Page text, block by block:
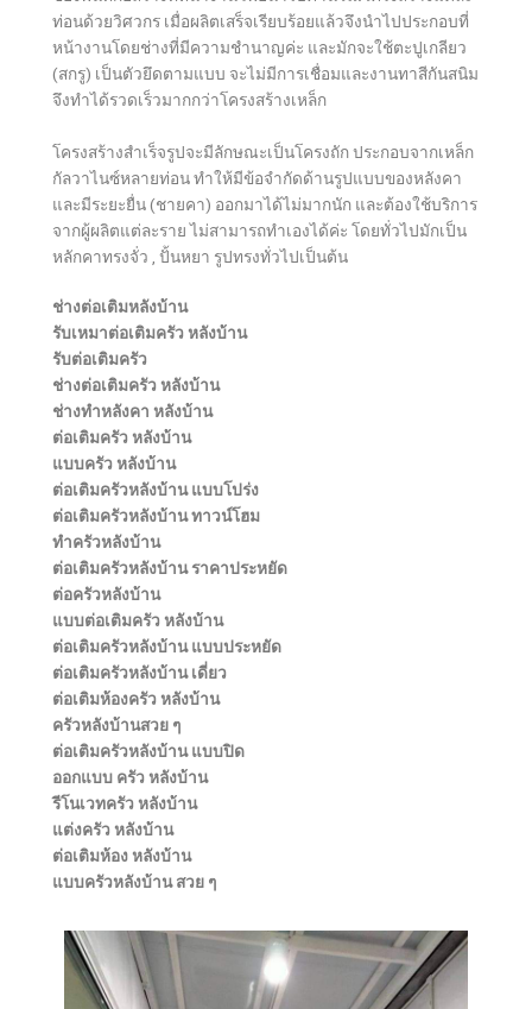
ท่อนด้วยวิศวกร เมื่อผลิตเสร็จเรียบร้อยแล้วจึงนำไปประกอบที่
หน้างานโดยช่างที่มีความชำนาญค่ะ และมักจะใช้ตะปูเกลียว
(สกรู) เป็นตัวยึดตามแบบ จะไม่มีการเชื่อมและงานทาสีกันสนิม
จึงทำได้รวดเร็วมากกว่าโครงสร้างเหล็ก
โครงสร้างสำเร็จรูปจะมีลักษณะเป็นโครงถัก ประกอบจากเหล็ก
กัลวาไนซ์หลายท่อน ทำให้มีข้อจำกัดด้านรูปแบบของหลังคา
และมีระยะยื่น (ชายคา) ออกมาได้ไม่มากนัก และต้องใช้บริการ
จากผู้ผลิตแต่ละราย ไม่สามารถทำเองได้ค่ะ โดยทั่วไปมักเป็น
หลักคาทรงจั่ว , ปั้นหยา รูปทรงทั่วไปเป็นต้น
ช่างต่อเติมหลังบ้าน
รับเหมาต่อเติมครัว หลังบ้าน
รับต่อเติมครัว
ช่างต่อเติมครัว หลังบ้าน
ช่างทําหลังคา หลังบ้าน
ต่อเติมครัว หลังบ้าน
แบบครัว หลังบ้าน
ต่อเติมครัวหลังบ้าน แบบโปร่ง
ต่อเติมครัวหลังบ้าน ทาวน์โฮม
ทําครัวหลังบ้าน
ต่อเติมครัวหลังบ้าน ราคาประหยัด
ต่อครัวหลังบ้าน
แบบต่อเติมครัว หลังบ้าน
ต่อเติมครัวหลังบ้าน แบบประหยัด
ต่อเติมครัวหลังบ้าน เดี่ยว
ต่อเติมห้องครัว หลังบ้าน
ครัวหลังบ้านสวย ๆ
ต่อเติมครัวหลังบ้าน แบบปิด
ออกแบบ ครัว หลังบ้าน
รีโนเวทครัว หลังบ้าน
แต่งครัว หลังบ้าน
ต่อเติมห้อง หลังบ้าน
แบบครัวหลังบ้าน สวย ๆ